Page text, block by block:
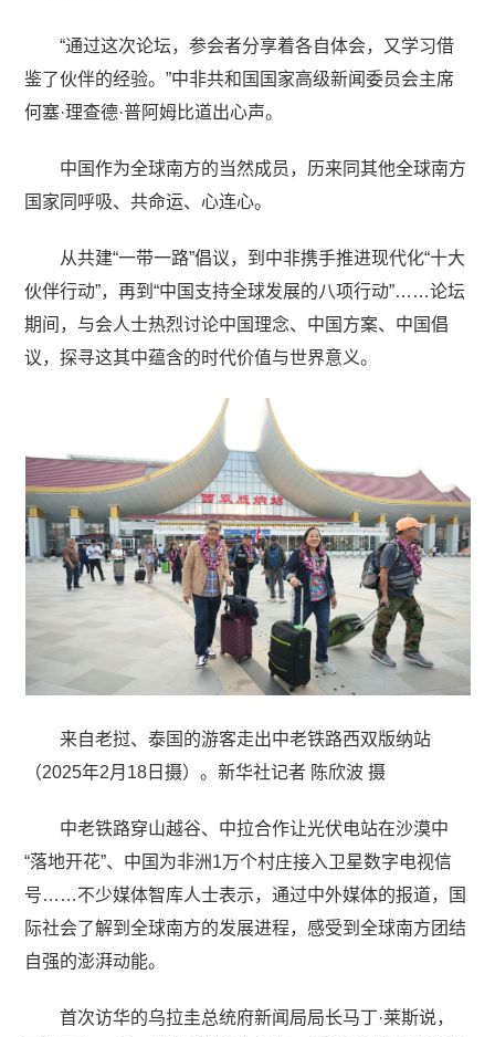
“通过这次论坛，参会者分享着各自体会，又学习借
鉴了伙伴的经验。”中非共和国国家高级新闻委员会主席
何塞·理查德·普阿姆比道出心声。
中国作为全球南方的当然成员，历来同其他全球南方
国家同呼吸、共命运、心连心。
从共建“一带一路”倡议，到中非携手推进现代化“十大
伙伴行动”，再到“中国支持全球发展的八项行动”……论坛
期间，与会人士热烈讨论中国理念、中国方案、中国倡
议，探寻这其中蕴含的时代价值与世界意义。
来自老挝、泰国的游客走出中老铁路西双版纳站
（2025年2月18日摄）。新华社记者 陈欣波 摄
中老铁路穿山越谷、中拉合作让光伏电站在沙漠中
“落地开花”、中国为非洲1万个村庄接入卫星数字电视信
号……不少媒体智库人士表示，通过中外媒体的报道，国
际社会了解到全球南方的发展进程，感受到全球南方团结
自强的澎湃动能。
首次访华的乌拉圭总统府新闻局局长马丁·莱斯说，